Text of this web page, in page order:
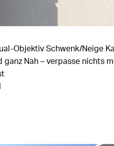
Objektiv Schwenk/Neige
Nah – verpasse nichts